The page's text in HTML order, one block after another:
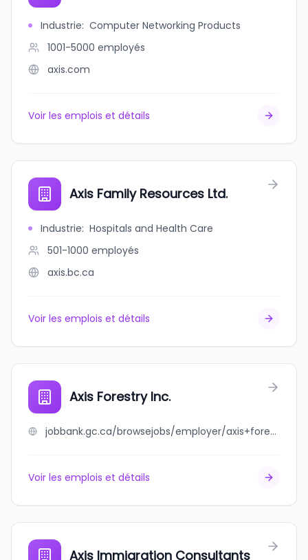
Industrie: Computer Networking Products
1001-5000 employés
axis.com
Voir les emplois et détails
Axis Family Resources Ltd.
Industrie: Hospitals and Health Care
501-1000 employés
axis.bc.ca
Voir les emplois et détails
Axis Forestry Inc.
jobbank.gc.ca/browsejobs/employer/axis+forestry+inc./ca
Voir les emplois et détails
Axis Immigration Consultants